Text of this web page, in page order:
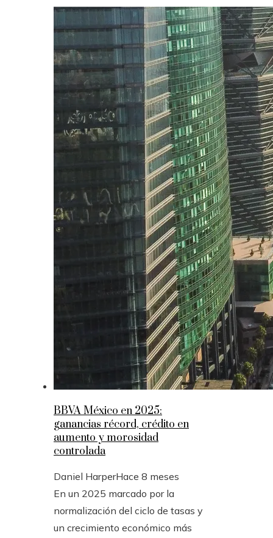
BBVA México en 2025:
ganancias récord, crédito en
aumento y morosidad
controlada
Daniel HarperHace 8 meses
En un 2025 marcado por la
normalización del ciclo de tasas y
un crecimiento económico más